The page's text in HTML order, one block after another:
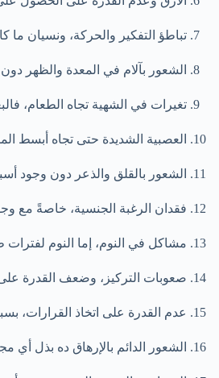
تباطؤ التفكير والحركة، ونسيان ما
الشعور بآلام في المعدة والظهر
تغيرات في الشهية تجاه الطعام،
العصبية الشديدة حتى تجاه أبسط
الشعور بالقلق والذعر دون وجود
فقدان الرغبة الجنسية، خاصةً مع
مشاكل في النوم، إما النوم لفترات
صعوبات التركيز، وضعف القدرة
عدم القدرة على اتخاذ القرارات،
الشعور الدائم بالإرهاق ده بذل أي